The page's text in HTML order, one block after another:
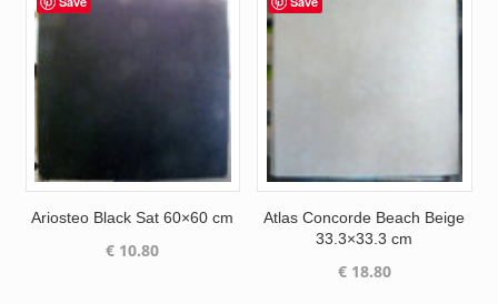
Ariosteo Black Sat 60×60 cm
€ 10.80
Atlas Concorde Beach Beige
33.3×33.3 cm
€18.80